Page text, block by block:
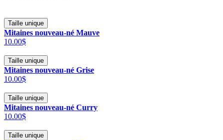
Taille unique
Mitaines nouveau-né Mauve
10.00$
Taille unique
Mitaines nouveau-né Grise
10.00$
Taille unique
Mitaines nouveau-né Curry
10.00$
Taille unique